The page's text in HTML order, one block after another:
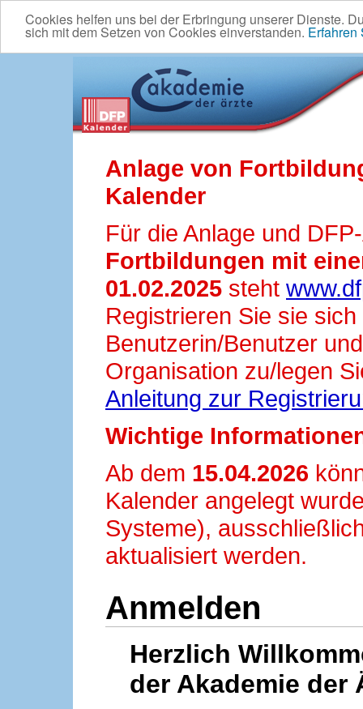
Cookies helfen uns bei der Erbringung unserer Dienste.
sich mit dem Setzen von Cookies einverstanden. Erfahren
Anlage von
Kalender
Für die Anlage und
Fortbildungen mit
01.02.2025 steht
Registrieren Sie sie
Benutzerin/Benutzer
Organisation zu/legen
Anleitung zur
Wichtige
Ab dem 15.04.2026
Kalender angelegt
Systeme),
aktualisiert werden.
Anmelden
Herzlich
der Akademie der